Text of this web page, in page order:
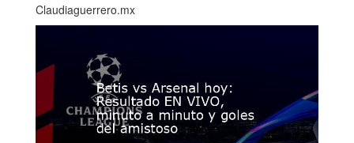
Claudiaguerrero.mx